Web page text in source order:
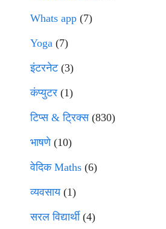
Whats app (7)
Yoga (7)
इंटरनेट(3)
कंप्युटर (1)
टिप्स & ट्रिक्स(830)
भाषणे(10)
वेदिक Maths (6)
व्यवसाय(1)
सरल विद्यार्थी(4)